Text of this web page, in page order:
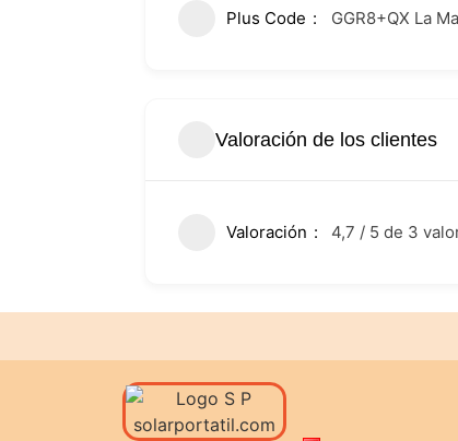
Plus Code GGR8+QX La
Valoración de los clientes
Valoración 4,7 / 5 de 3